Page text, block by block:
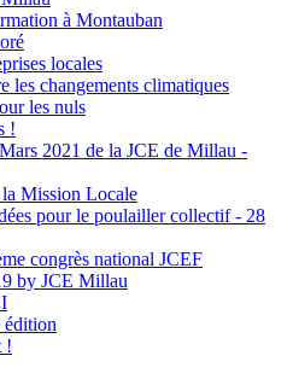
à Montauban
locales
les changements climatiques
les nuls
!
2021 de la JCE de Millau -
Mission Locale
pour le poulailler collectif - 28
congrès national JCEF
by JCE Millau
édition
!